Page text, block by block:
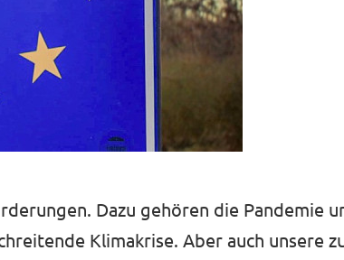
Dazu gehören die Pandemie
Klimakrise. ​​Aber auch unsere